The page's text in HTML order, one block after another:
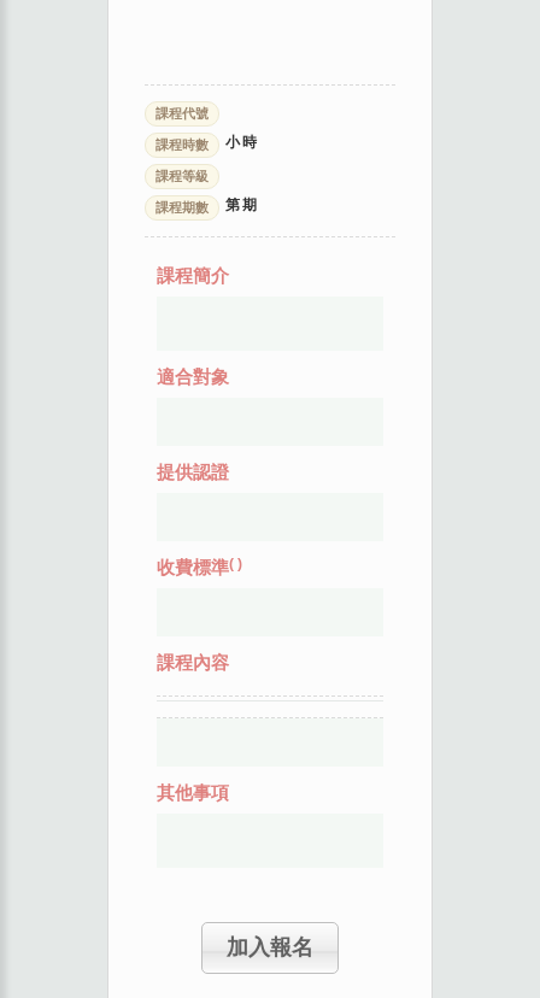
課程代號
課程時數 小時
課程等級
課程期數 第期
課程簡介
適合對象
提供認證
收費標準( )
課程內容
其他事項
加入報名